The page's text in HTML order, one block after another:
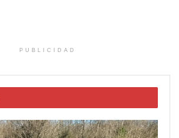
PUBLICIDAD